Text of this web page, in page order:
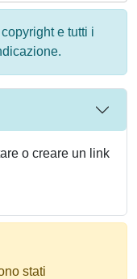
e tutti i
o creare un link
stati